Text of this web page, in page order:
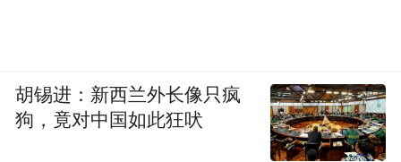
胡锡进：新西兰外长像只疯
狗，竟对中国如此狂吠